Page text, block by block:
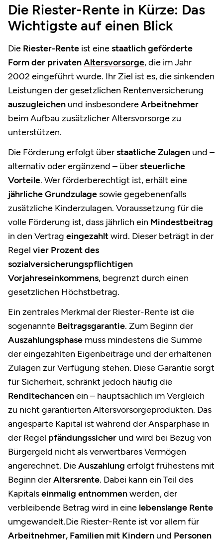
Die Riester-Rente in Kürze: Das
Wichtigste auf einen Blick
Die Riester-Rente ist einestaatlich geförderte
Form der privatenAltersvorsorge, die im Jahr
2002 eingeführt wurde. Ihr Ziel ist es, die sinkenden
Leistungen der gesetzlichen Rentenversicherung
auszugleichen und insbesondereArbeitnehmer
beim Aufbau zusätzlicher Altersvorsorge zu
unterstützen.
Die Förderung erfolgt überstaatliche Zulagen und –
alternativ oder ergänzend – übersteuerliche
Vorteile. Wer förderberechtigt ist, erhält eine
jährliche Grundzulage sowie gegebenenfalls
zusätzliche Kinderzulagen. Voraussetzung für die
volle Förderung ist, dass jährlich ein Mindestbeitrag
in den Vertrag eingezahltwird. Dieser beträgt in der
Regel vier Prozent des
sozialversicherungspflichtigen
Vorjahreseinkommens, begrenzt durch einen
gesetzlichen Höchstbetrag.
Ein zentrales Merkmal der Riester-Rente ist die
sogenannte Beitragsgarantie. Zum Beginn der
Auszahlungsphase muss mindestens die Summe
der eingezahlten Eigenbeiträge und der erhaltenen
Zulagen zur Verfügung stehen. Diese Garantie sorgt
für Sicherheit, schränkt jedoch häufig die
Renditechancenein – hauptsächlich im Vergleich
zu nicht garantierten Altersvorsorgeprodukten. Das
angesparte Kapital ist während der Ansparphase in
der Regel pfändungssicher und wird bei Bezug von
Bürgergeld nicht als verwertbares Vermögen
angerechnet. DieAuszahlung erfolgt frühestens mit
Beginn derAltersrente. Dabei kann ein Teil des
Kapitalseinmalig entnommenwerden, der
verbleibende Betrag wird in eine lebenslange Rente
umgewandelt.Die Riester-Rente ist vor allem für
Arbeitnehmer, Familien mit Kindern und Personen